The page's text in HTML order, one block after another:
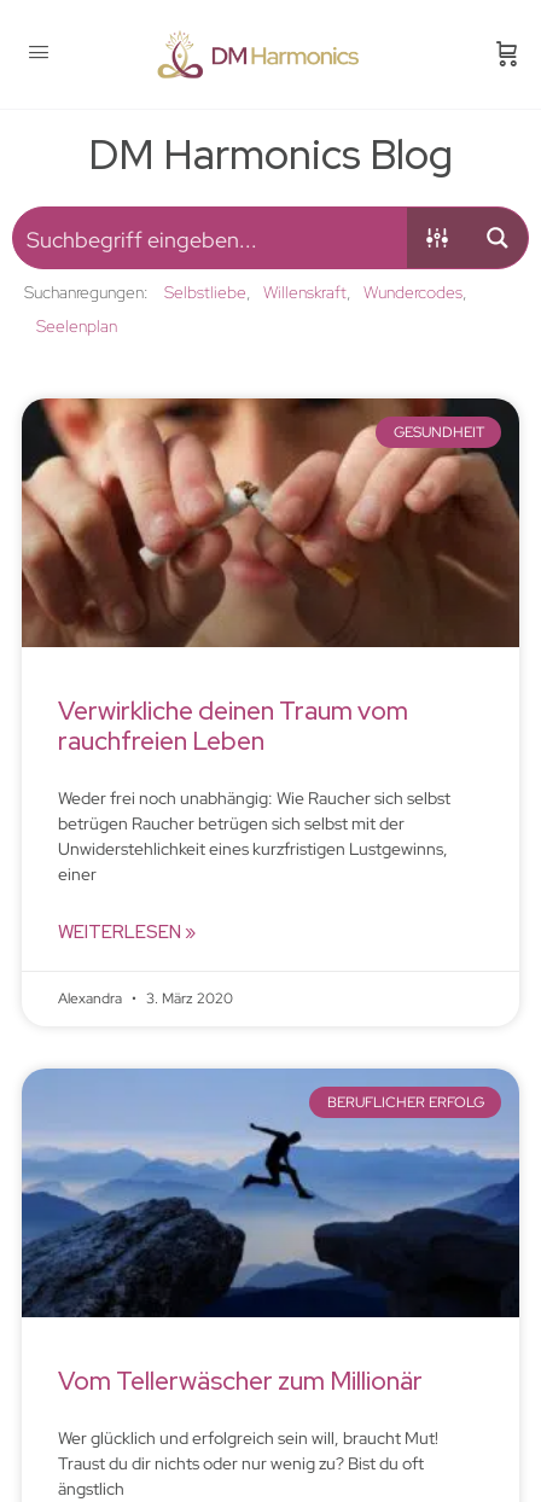
DM Harmonics Blog
Suchanregungen: Selbstliebe Willenskraft
Wundercodes
Seelenplan
GESUNDHEIT
Verwirkliche deinen Traum vom
rauchfreien Leben
Weder frei noch unabhängig: Wie Raucher sich selbst
betrügen Raucher betrügen sich selbst mit der
Unwiderstehlichkeit eines kurzfristigen Lustgewinns,
einer
WEITERLESEN »
Alexandra 3. März 2020
BERUFLICHER ERFOLG
Vom Tellerwäscher zum Millionär
Wer glücklich und erfolgreich sein will, braucht Mut!
Traust du dir nichts oder nur wenig zu? Bist du oft
ängstlich